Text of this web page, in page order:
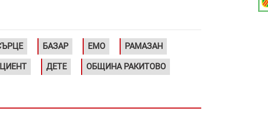
БАЗАР ЕМО РАМАЗАН
ДЕТЕ ОБЩИНА РАКИТОВО